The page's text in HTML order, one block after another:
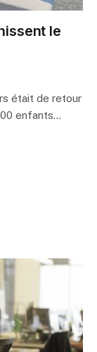
le
était de retour
enfants…